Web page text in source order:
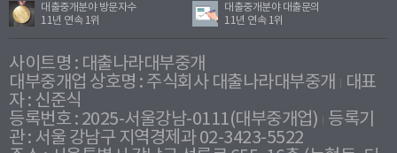
대출중개분야 방문자수
11년 연속 1위
대출중개분야 대출문의
11년 연속 1위
사이트명 : 대출나라대부중개
대부중개업 상호명 : 주식회사 대출나라대부중개
대표
자 : 신준식
등록번호 : 2025-서울강남-0111(대부중개업) 등록기
관 : 서울 강남구 지역경제과 02-3423-5522